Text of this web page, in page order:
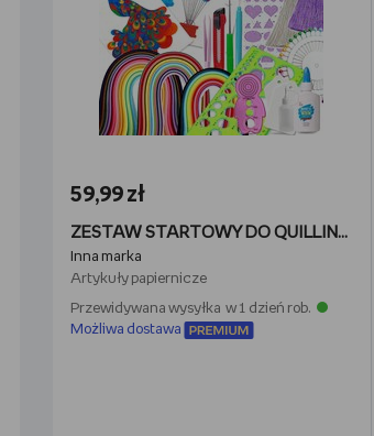
59,99 zł
ZESTAW STARTOWY DO QUILLINGU PASKI IGŁA SZABLONY PODSTAWOWE NARZĘDZIA DIY
Inna marka
Artykuły papiernicze
Przewidywana wysyłka w 1 dzień rob.
Możliwa dostawa